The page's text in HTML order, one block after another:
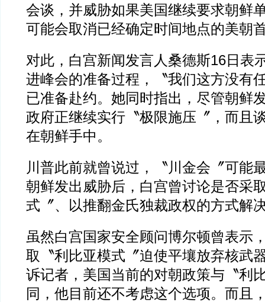
会谈，并威胁如果美国继续要求朝鲜
可能会取消已经确定时间地点的美朝
对此，白宫新闻发言人桑德斯16日表
进峰会的准备过程，〝我们这方没有
已准备赴约。她同时指出，尽管朝鲜
政府正继续实行〝极限施压〞，而且
在朝鲜手中。
川普此前就曾说过，〝川金会〞可能
朝鲜发出威胁后，白宫曾讨论是否采
式〞、以推翻金氏独裁政权的方式解
虽然白宫国家安全顾问博尔顿曾表示
取〝利比亚模式〞迫使平壤放弃核武
诉记者，美国当前的对朝政策与〝利
同，他目前还不考虑这个选项。而且